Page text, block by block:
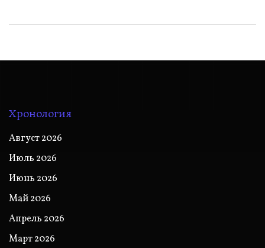
Хронология
Август 2026
Июль 2026
Июнь 2026
Май 2026
Апрель 2026
Март 2026